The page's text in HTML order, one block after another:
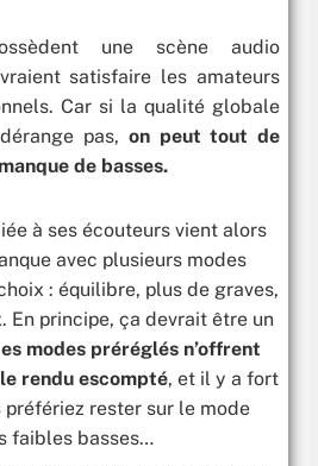
une scène audio
satisfaire les amateurs
Car si la qualité globale
pas, on peut tout de
de basses.
à ses écouteurs vient alors
avec plusieurs modes
: équilibre, plus de graves,
En principe, ça devrait être un
modes préréglés n’offrent
rendu escompté, et il y a fort
préfériez rester sur le mode
faibles basses…